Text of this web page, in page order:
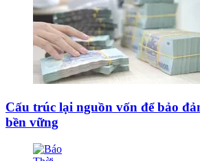
Cấu trúc lại nguồn vốn để bảo
bền vững